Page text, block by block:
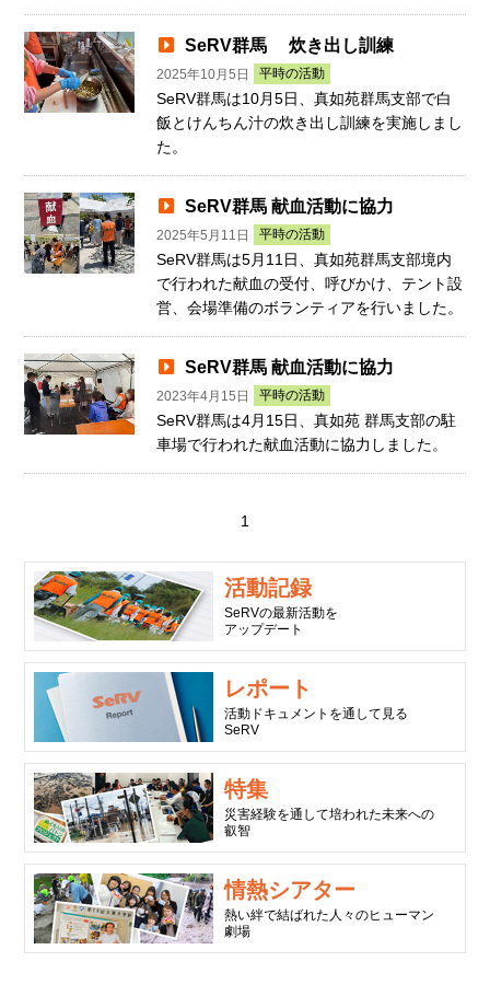
SeRV群馬 炊き出し訓練
2025年10月5日 平時の活動
SeRV群馬は10月5日、真如苑群馬支部で白
飯とけんちん汁の炊き出し訓練を実施しまし
た。
SeRV群馬 献血活動に協力
2025年5月11日 平時の活動
SeRV群馬は5月11日、真如苑群馬支部境内
で行われた献血の受付、呼びかけ、テント設
営、会場準備のボランティアを行いました。
SeRV群馬 献血活動に協力
2023年4月15日 平時の活動
SeRV群馬は4月15日、真如苑 群馬支部の駐
車場で行われた献血活動に協力しました。
1
活動記録
SeRVの最新活動を
アップデート
レポート
活動ドキュメントを通して見る
SeRV
特集
災害経験を通して培われた未来への
叡智
情熱シアター
熱い絆で結ばれた人々のヒューマン
劇場